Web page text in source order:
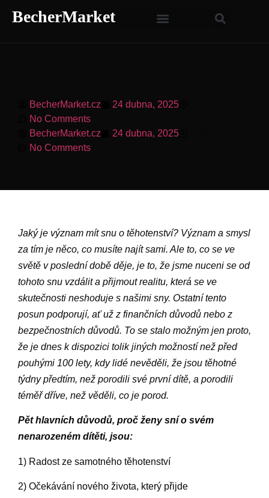
BecherMarket
BecherMarket.cz 24 dubna, 2025
No Comments
BecherMarket.cz
24 dubna, 2025
No Comments
Jaký je význam mít snu o těhotenství? Význam a smysl
za tím je něco, co musíte najít sami. Ale to, co se ve
světě v poslední době děje, je to, že jsme nuceni se od
tohoto snu vzdálit a přijmout realitu, která se ve
skutečnosti neshoduje s našimi sny. Ostatní tento
posun podporují, ať už z finančních důvodů nebo z
bezpečnostních důvodů. To se stalo možným jen proto,
že je dnes k dispozici tolik jiných možností než před
pouhými 100 lety, kdy lidé nevěděli, že jsou těhotné
týdny předtím, než porodili své první dítě, a porodili
téměř dříve, než věděli, co je porod.
Pět hlavních důvodů, proč ženy sní o svém
nenarozeném dítěti, jsou:
1) Radost ze samotného těhotenství
2) Očekávání nového života, který přijde